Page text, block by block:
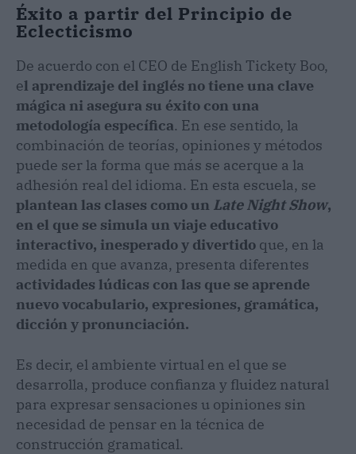
Éxito a partir del Principio de
Eclecticismo
De acuerdo con el CEO de English Tickety Boo,
el aprendizaje del inglés no tiene una clave
mágica ni asegura su éxito con una
metodología específica. En ese sentido, la
combinación de teorías, opiniones y métodos
puede ser la forma que más se acerque a la
adhesión real del idioma. En esta escuela, se
plantean las clases como un Late Night Show,
en el que se simula un viaje educativo
interactivo, inesperado y divertido que, en la
medida en que avanza, presenta diferentes
actividades lúdicas con las que se aprende
nuevo vocabulario, expresiones, gramática,
dicción y pronunciación.
Es decir, el ambiente virtual en el que se
desarrolla, produce confianza y fluidez natural
para expresar sensaciones u opiniones sin
necesidad de pensar en la técnica de
construcción gramatical.